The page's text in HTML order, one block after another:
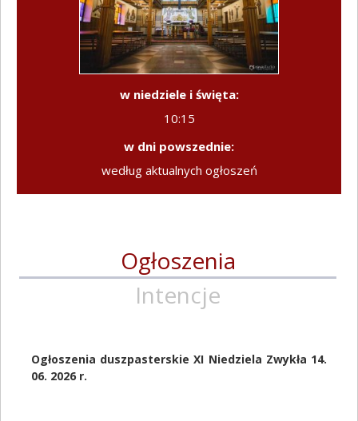
w niedziele i święta:
10:15
w dni powszednie:
według aktualnych ogłoszeń
Ogłoszenia
Intencje
Ogłoszenia duszpasterskie XI Niedziela Zwykła 14.
06. 2026 r.